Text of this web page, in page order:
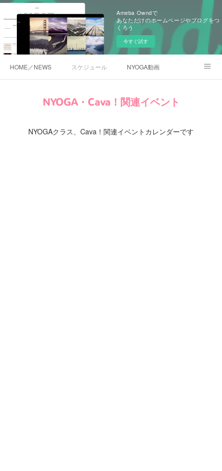
Ameba Owndで
あなただけのホームページやブログをつ
くろう
今すぐ試す
HOME／NEWS スケジュール NYOGA動画
NYOGA・Cava！関連イベント
NYOGAクラス、Cava！関連イベントカレンダーです